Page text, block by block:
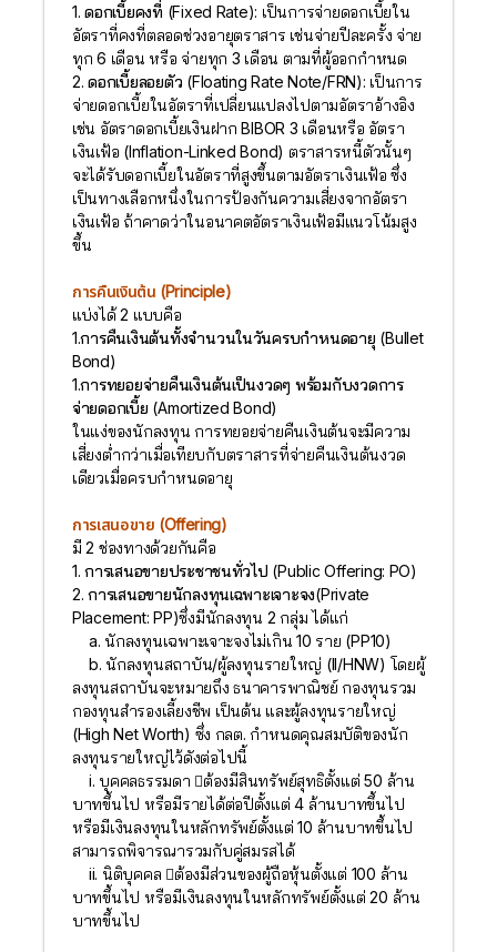
1. ดอกเบี้ยคงที่ (Fixed Rate): เป็นการจ่ายดอกเบี้ยใน
อัตราที่คงที่ตลอดช่วงอายุตราสาร เช่นจ่ายปีละครั้ง จ่าย
ทุก 6 เดือน หรือ จ่ายทุก 3 เดือน ตามที่ผู้ออกกำหนด
2. ดอกเบี้ยลอยตัว (Floating Rate Note/FRN): เป็นการ
จ่ายดอกเบี้ยในอัตราที่เปลี่ยนแปลงไปตามอัตราอ้างอิง
เช่น อัตราดอกเบี้ยเงินฝาก BIBOR 3 เดือนหรือ อัตรา
เงินเฟ้อ (Inflation-Linked Bond) ตราสารหนี้ตัวนั้นๆ
จะได้รับดอกเบี้ยในอัตราที่สูงขึ้นตามอัตราเงินเฟ้อ ซึ่ง
เป็นทางเลือกหนึ่งในการป้องกันความเสี่ยงจากอัตรา
เงินเฟ้อ ถ้าคาดว่าในอนาคตอัตราเงินเฟ้อมีแนวโน้มสูง
ขึ้น
การคืนเงินต้น (Principle)
แบ่งได้ 2 แบบคือ
1.การคืนเงินต้นทั้งจำนวนในวันครบกำหนดอายุ (Bullet
Bond)
1.การทยอยจ่ายคืนเงินต้นเป็นงวดๆ พร้อมกับงวดการ
จ่ายดอกเบี้ย (Amortized Bond)
ในแง่ของนักลงทุน การทยอยจ่ายคืนเงินต้นจะมีความ
เสี่ยงต่ำกว่าเมื่อเทียบกับตราสารที่จ่ายคืนเงินต้นงวด
เดียวเมื่อครบกำหนดอายุ
การเสนอขาย (Offering)
มี 2 ช่องทางด้วยกันคือ
1. การเสนอขายประชาชนทั่วไป (Public Offering: PO)
2. การเสนอขายนักลงทุนเฉพาะเจาะจง(Private
Placement: PP)ซึ่งมีนักลงทุน 2 กลุ่ม ได้แก่
a. นักลงทุนเฉพาะเจาะจงไม่เกิน 10 ราย (PP10)
b. นักลงทุนสถาบัน/ผู้ลงทุนรายใหญ่ (II/HNW) โดยผู้
ลงทุนสถาบันจะหมายถึง ธนาคารพาณิชย์ กองทุนรวม
กองทุนสำรองเลี้ยงชีพ เป็นต้น และผู้ลงทุนรายใหญ่
(High Net Worth) ซึ่ง กลต. กำหนดคุณสมบัติของนัก
ลงทุนรายใหญ่ไว้ดังต่อไปนี้
i. บุคคลธรรมดา ต้องมีสินทรัพย์สุทธิตั้งแต่ 50 ล้าน
บาทขึ้นไป หรือมีรายได้ต่อปีตั้งแต่ 4 ล้านบาทขึ้นไป
หรือมีเงินลงทุนในหลักทรัพย์ตั้งแต่ 10 ล้านบาทขึ้นไป
สามารถพิจารณารวมกับคู่สมรสได้
ii. นิติบุคคล ต้องมีส่วนของผู้ถือหุ้นตั้งแต่ 100 ล้าน
บาทขึ้นไป หรือมีเงินลงทุนในหลักทรัพย์ตั้งแต่ 20 ล้าน
บาทขึ้นไป